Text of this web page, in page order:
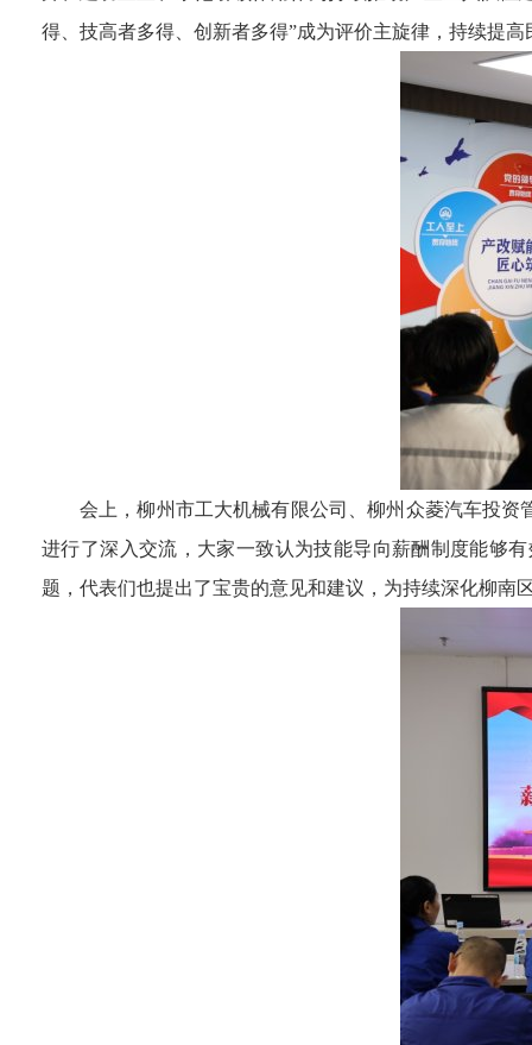
得、技高者多得、创新者多得”成为评价主旋律，持续提
会上，柳州市工大机械有限公司、柳州众菱汽车投
进行了深入交流，大家一致认为技能导向薪酬制度能够
题，代表们也提出了宝贵的意见和建议，为持续深化柳南